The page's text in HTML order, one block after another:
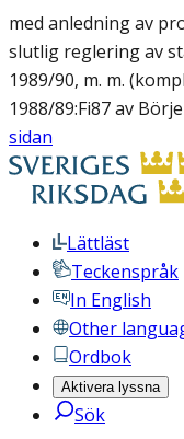
med anledning av
slutlig reglering av
1989/90, m. m.
1988/89:Fi87 av
sidan
Lättläst
Teckenspråk
In English
Other
Ordbok
Aktivera lyssna
Sök